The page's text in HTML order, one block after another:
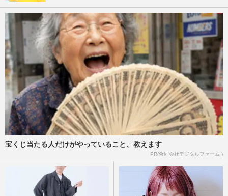
宝くじ当たる人だけがやっていること、教えます
PR(合同会社デジタルファーム )